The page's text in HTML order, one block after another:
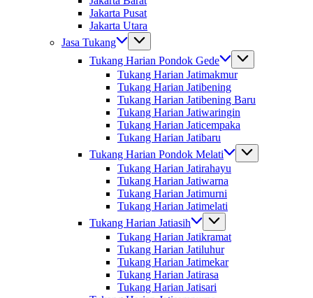
Jakarta Pusat
Jakarta Utara
Jasa Tukang
Tukang Harian Pondok Gede
Tukang Harian Jatimakmur
Tukang Harian Jatibening
Tukang Harian Jatibening Baru
Tukang Harian Jatiwaringin
Tukang Harian Jaticempaka
Tukang Harian Jatibaru
Tukang Harian Pondok Melati
Tukang Harian Jatirahayu
Tukang Harian Jatiwarna
Tukang Harian Jatimurni
Tukang Harian Jatimelati
Tukang Harian Jatiasih
Tukang Harian Jatikramat
Tukang Harian Jatiluhur
Tukang Harian Jatimekar
Tukang Harian Jatirasa
Tukang Harian Jatisari